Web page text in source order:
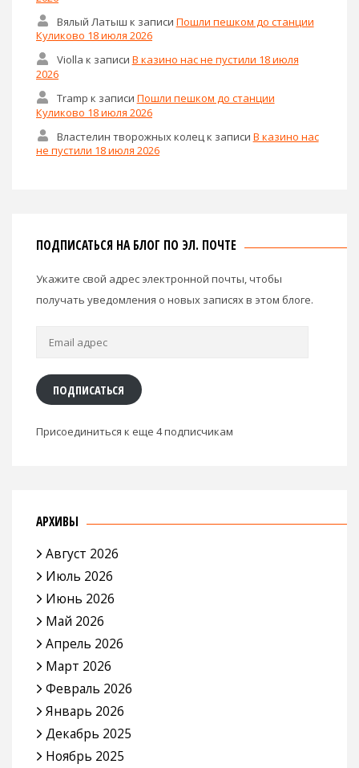
Вялый Латыш к записи Пошли пешком до станции
Куликово 18 июля 2026
Violla к записи В казино нас не пустили 18 июля
2026
Tramp к записи Пошли пешком до станции
Куликово 18 июля 2026
Властелин творожных колец к записи В казино нас
не пустили 18 июля 2026
ПОДПИСАТЬСЯ НА БЛОГ ПО ЭЛ. ПОЧТЕ
Укажите свой адрес электронной почты, чтобы
получать уведомления о новых записях в этом блоге.
Email
ПОДПИСАТЬСЯ
Присоединиться к еще 4 подписчикам
АРХИВЫ
Август 2026
Июль 2026
Июнь 2026
Май 2026
Апрель 2026
Март 2026
Февраль 2026
Январь 2026
Декабрь 2025
Ноябрь 2025